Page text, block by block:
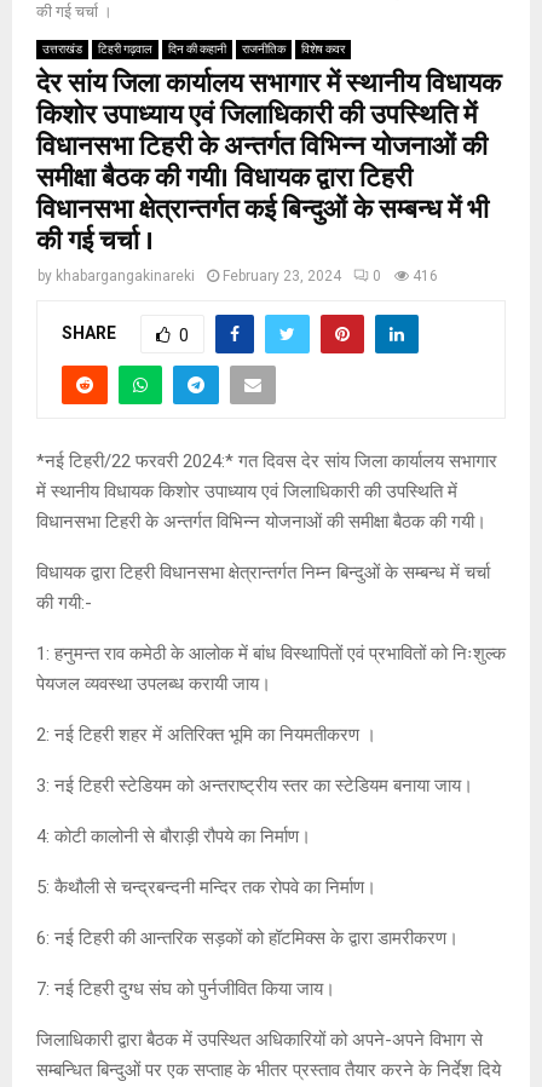
की गई चर्चा ।
उत्तराखंड टिहरी गढ़वाल दिन की कहानी राजनीतिक विशेष कवर
देर सांय जिला कार्यालय सभागार में स्थानीय विधायक
किशोर उपाध्याय एवं जिलाधिकारी की उपस्थिति में
विधानसभा टिहरी के अन्तर्गत विभिन्न योजनाओं की
समीक्षा बैठक की गयी। विधायक द्वारा टिहरी
विधानसभा क्षेत्रान्तर्गत कई बिन्दुओं के सम्बन्ध में भी
की गई चर्चा ।
by khabargangakinareki February 23, 2024 0 416
SHARE 0
*नई टिहरी/22 फरवरी 2024:* गत दिवस देर सांय जिला कार्यालय सभागार
में स्थानीय विधायक किशोर उपाध्याय एवं जिलाधिकारी की उपस्थिति में
विधानसभा टिहरी के अन्तर्गत विभिन्न योजनाओं की समीक्षा बैठक की गयी।
विधायक द्वारा टिहरी विधानसभा क्षेत्रान्तर्गत निम्न बिन्दुओं के सम्बन्ध में चर्चा
की गयी:-
1: हनुमन्त राव कमेठी के आलोक में बांध विस्थापितों एवं प्रभावितों को निःशुल्क
पेयजल व्यवस्था उपलब्ध करायी जाय।
2: नई टिहरी शहर में अतिरिक्त भूमि का नियमतीकरण ।
3: नई टिहरी स्टेडियम को अन्तराष्ट्रीय स्तर का स्टेडियम बनाया जाय।
4: कोटी कालोनी से बौराड़ी रौपये का निर्माण।
5: कैथौली से चन्द्रबन्दनी मन्दिर तक रोपवे का निर्माण।
6: नई टिहरी की आन्तरिक सड़कों को हॉटमिक्स के द्वारा डामरीकरण।
7: नई टिहरी दुग्ध संघ को पुर्नजीवित किया जाय।
जिलाधिकारी द्वारा बैठक में उपस्थित अधिकारियों को अपने-अपने विभाग से
सम्बन्धित बिन्दुओं पर एक सप्ताह के भीतर प्रस्ताव तैयार करने के निर्देश दिये